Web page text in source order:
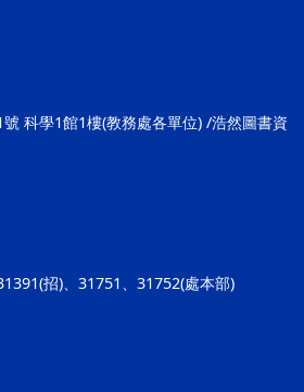
科學1館1樓(教務處各單位) /浩然圖書資
招)、31751、31752(處本部)